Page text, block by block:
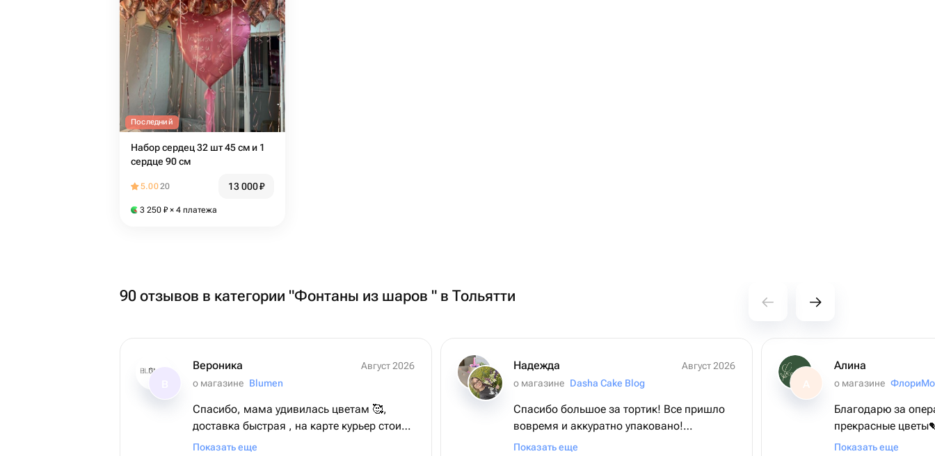
Последний
Набор сердец 32 шт 45 см и 1
сердце 90 см
5.0020 13 000₽
3 250 ₽ × 4 платежа
90 отзывов в категории "Фонтаны из шаров " в Тольятти
Вероника
Август 2026
о магазине Blumen
Спасибо, мама удивилась цветам 🥰,
доставка быстрая , на карте курьер стоит
но очень быстро привез , раньше
Показать еще
Надежда
Август 2026
о магазине Dasha Cake Blog
Спасибо большое за тортик! Все пришло
вовремя и аккуратно упаковано!
Продавец очень отзывчивая, помогла с
Показать еще
А
Алина
о магазине
Благодарю за
прекрасные
благодарность
Показать еще